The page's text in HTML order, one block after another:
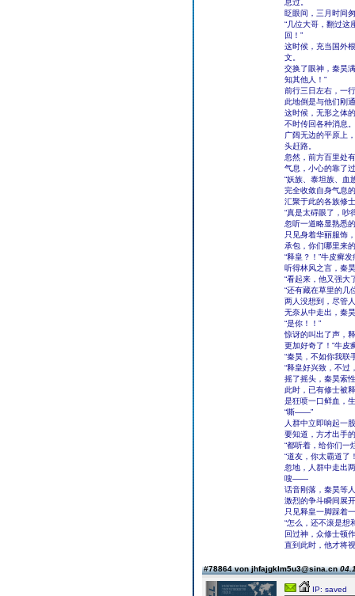
息过。
眨眼间，三月时间
“几位大哥，翻过这
回！”
这时候，充当国外
文。
交换了眼神，秦昊
知其他人！”
前行三日左右，一
此地倒是与他们刚
这时候，无形之体
不时传回各种消息。
广阔无边的平原上
头赶路。
忽然，前方百里处
气息，小心的靠了
“妖族、泰坦族、
完全收敛自身气息
汇聚于此的各族修
“真是太碍眼了，吵
忽听一道略显熟悉
只见身着华丽服饰
承包，你们哪里来
“释皇？！”牛皮癣
听得林风之言，秦
“看起来，他又强大
“还有藏在草里的几
两人没想到，尽管
无奈从中走出，秦
“是你！！”
惊讶的叫出了声，
更加好奇了！”牛皮
“秦昊，不如你我联
“释皇好兴致，不过
摇了摇头，秦昊索
此时，已有修士被
是狂喷一口鲜血，
“嘶——”
人群中立即响起一
要知道，方才出手
“都听着，给你们一
“道友，你太霸道了
忽地，人群中走出
嗖——
话音刚落，秦昊等
激烈的争斗瞬间展
只见释皇一脚踩着
“怎么，还不滚是想
回过神，众修士顿
直到此时，他才将
#78864 von jhfajgklm5u3@sina.cn
IP: saved